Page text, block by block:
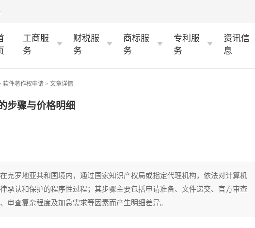
工商服
务
财税服
务
商标服
务
专利服
务
资讯信
息
软件著作权申请 > 文章详情
步骤与价格明细
克罗地亚共和国境内，通过国家知识产权局或指定代理机构，依法对计算机
承认和保护的程序性过程；其步骤主要包括申请准备、文件递交、官方审查
审查复杂程度及加急需求等因素而产生明细差异。